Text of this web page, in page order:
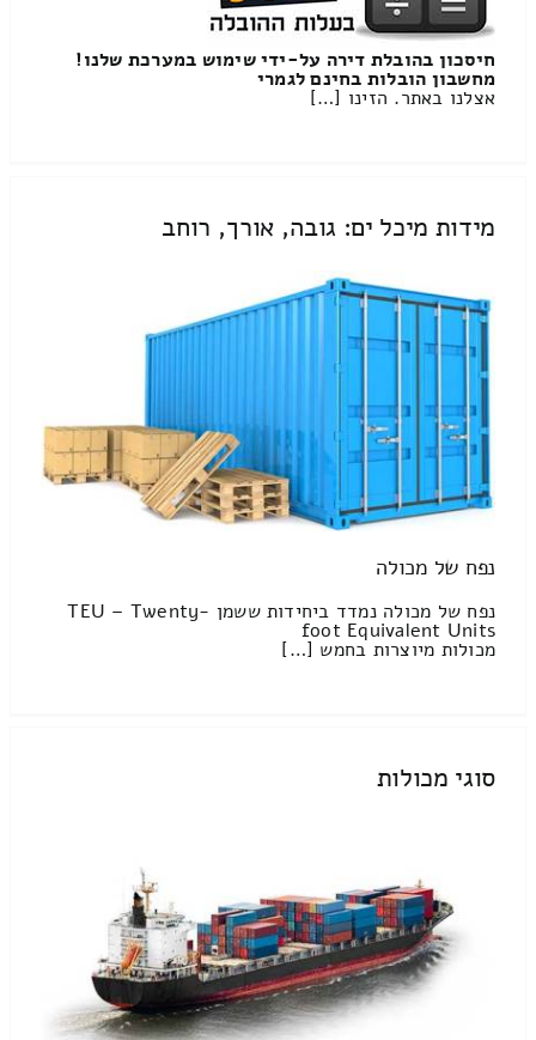
חיסכון בהובלת דירה על-ידי שימוש במערכת שלנו!
מחשבון הובלות בחינם לגמרי
אצלנו באתר. הזינו […]
מידות מיכל ים: גובה, אורך, רוחב
נפח של מכולה
נפח של מכולה נמדד ביחידות ששמן TEU – Twenty-
foot Equivalent Units
מכולות מיוצרות בחמש […]
סוגי מכולות